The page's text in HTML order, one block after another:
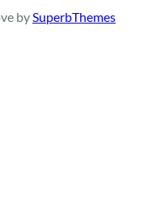
bySuperbThemes